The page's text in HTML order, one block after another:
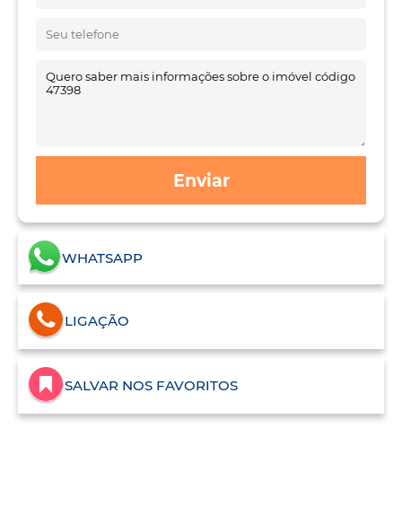
Enviar
WHATSAPP
LIGAÇÃO
SALVAR NOS FAVORITOS